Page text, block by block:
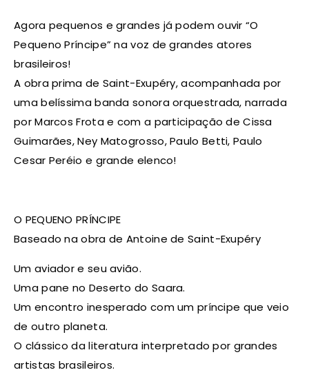
Agora pequenos e grandes já podem ouvir “O
Pequeno Príncipe” na voz de grandes atores
brasileiros!
A obra prima de Saint-Exupéry, acompanhada por
uma belíssima banda sonora orquestrada, narrada
por Marcos Frota e com a participação de Cissa
Guimarães, Ney Matogrosso, Paulo Betti, Paulo
Cesar Peréio e grande elenco!
O PEQUENO PRÍNCIPE
Baseado na obra de Antoine de Saint-Exupéry
Um aviador e seu avião.
Uma pane no Deserto do Saara.
Um encontro inesperado com um príncipe que veio
de outro planeta.
O clássico da literatura interpretado por grandes
artistas brasileiros.